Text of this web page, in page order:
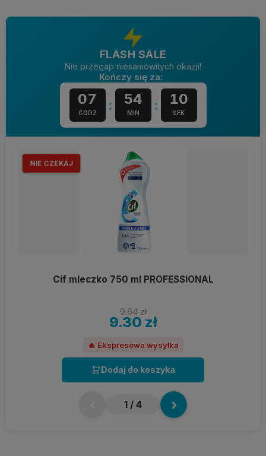
FLASH SALE
Nie przegap niesamowitych okazji!
Kończy się za:
07
GODZ : 54
MIN : 10
SEK
NIE CZEKAJ
Cif mleczko 750 ml PROFESSIONAL
9.64 zł
9.30 zł
🔥 Ekspresowa wysyłka
Dodaj do koszyka
1 / 4 ›